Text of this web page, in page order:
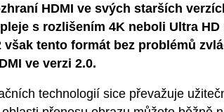
HDMI ve svých starších
s rozlišením 4K neboli Ultra
však tento formát bez problémů
ve verzi 2.0.
technologií sice převažuje